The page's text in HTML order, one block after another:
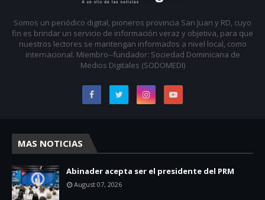
Somos un periódico digital, pioneros provincia San Juan y RD, cuyo
fin es brindar un servicio de información veraz y objetiva, para que
nuestros lectores se mantengan informados a nivel local, como
internacional. Miembro--fundador: Sociedad Dominicana de
Medios Digitales (SODOMEDI)
MAS NOTICIAS
Abinader acepta ser el presidente del PRM
August 07, 2026